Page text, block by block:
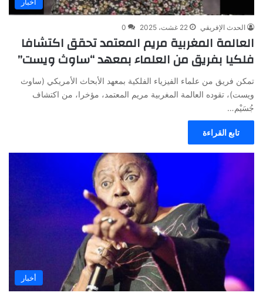
الحدث الإفريقي 22 غشت، 2025 0
العالمة المغربية مريم المعتمد تحقق اكتشافا
فلكيا بفريق من العلماء بمعهد “ساوث ويست”
تمكن فريق من علماء الفيزياء الفلكية بمعهد الأبحاث الأمريكي (ساوث
ويست)، تقوده العالمة المغربية مريم المعتمد، مؤخرا، من اكتشاف
جُسَيْم…
تابع القراءة
أخبار